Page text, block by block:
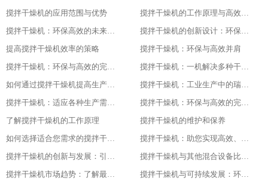
搅拌干燥机的应用范围与优势
搅拌干燥机的工作原理与高效节能的证明
搅拌干燥机：环保高效的未来工业之星
搅拌干燥机的创新设计：环保与高效的基石
提高搅拌干燥机效率的策略
搅拌干燥机：环保与高效并肩
搅拌干燥机：环保与高效的完美结合
搅拌干燥机：一机解决多种干燥问题
如何通过搅拌干燥机提高生产效率
搅拌干燥机：工业生产中的瑞士军刀
搅拌干燥机：适应各种生产需求的利器
搅拌干燥机：环保与高效的完美结合
了解搅拌干燥机的工作原理
搅拌干燥机的维护和保养
如何选择适合您需求的搅拌干燥机
搅拌干燥机：助您实现高效、低成本的干燥体验
搅拌干燥机的创新与发展：引领未来的技术进步随着科技的不断发展和进步
搅拌干燥机与其他混合设备比较：找出最适合您需求的设备
搅拌干燥机市场趋势：了解最新的技术与产品发展
搅拌干燥机与可持续发展：环保与节能的最佳实践